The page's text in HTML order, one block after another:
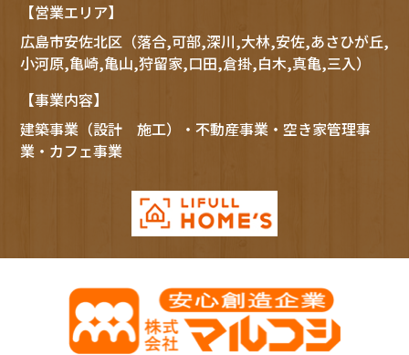
【営業エリア】
広島市安佐北区（落合,可部,深川,大林,安佐,あさひが丘,
小河原,亀崎,亀山,狩留家,口田,倉掛,白木,真亀,三入）
【事業内容】
建築事業（設計 施工）・不動産事業・空き家管理事
業・カフェ事業